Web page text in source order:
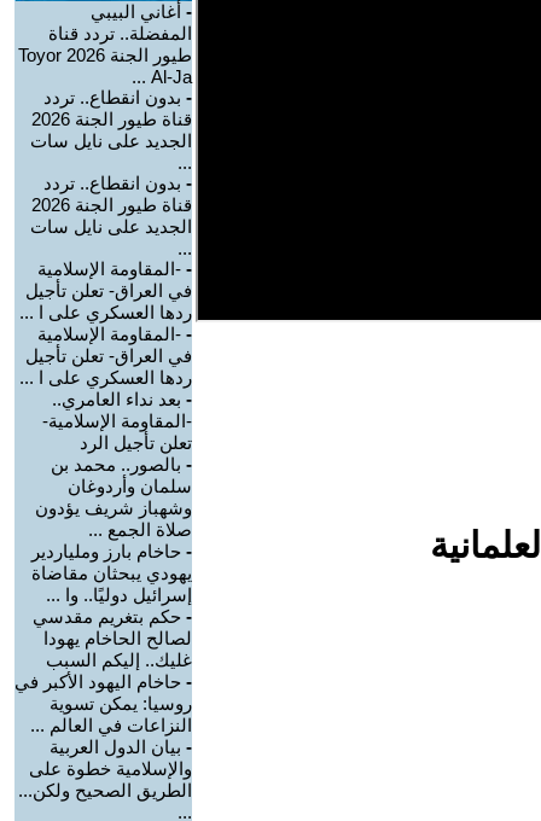
- أغاني البيبي
المفضلة.. تردد قناة
طيور الجنة 2026 Toyor
Al-Ja ...
- بدون انقطاع.. تردد
قناة طيور الجنة 2026
الجديد على نايل سات
...
- بدون انقطاع.. تردد
قناة طيور الجنة 2026
الجديد على نايل سات
...
- -المقاومة الإسلامية
في العراق- تعلن تأجيل
ردها العسكري على ا ...
- -المقاومة الإسلامية
في العراق- تعلن تأجيل
ردها العسكري على ا ...
- بعد نداء العامري..
-المقاومة الإسلامية-
تعلن تأجيل الرد
- بالصور.. محمد بن
سلمان وأردوغان
وشهباز شريف يؤدون
صلاة الجمع ...
- حاخام بارز وملياردير
يهودي يبحثان مقاضاة
إسرائيل دوليًا.. وا ...
- حكم بتغريم مقدسي
لصالح الحاخام يهودا
غليك.. إليكم السبب
- حاخام اليهود الأكبر في
روسيا: يمكن تسوية
النزاعات في العالم ...
- بيان الدول العربية
والإسلامية خطوة على
الطريق الصحيح ولكن...
...